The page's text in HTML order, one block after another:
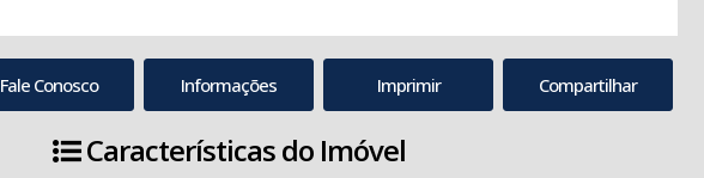
Fale Conosco Informações Imprimir Compartilhar
Características do Imóvel